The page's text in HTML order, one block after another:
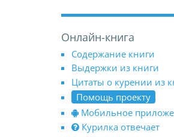
Онлайн-книга
Содержание книги
Выдержки из книги
Цитаты о курении из
Помощь проекту
Мобильное
Курилка отвечает